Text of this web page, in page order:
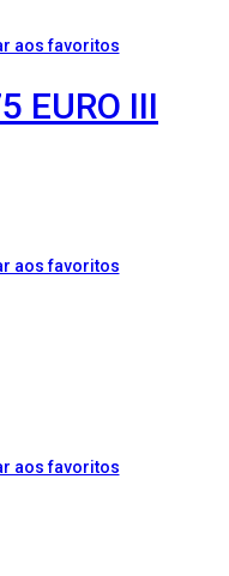
aos favoritos
EURO III
aos favoritos
aos favoritos